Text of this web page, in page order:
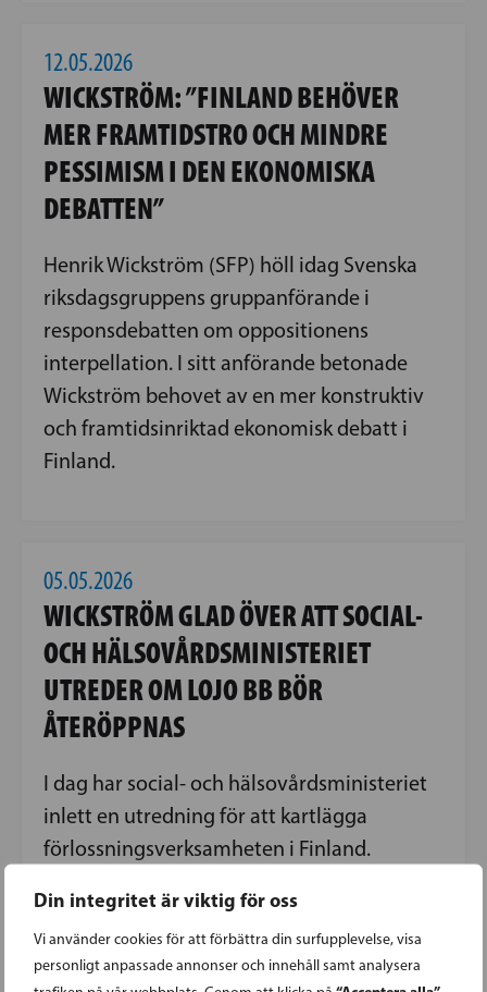
Din integritet är viktig för oss
Vi använder cookies för att förbättra din surfupplevelse, visa
personligt anpassade annonser och innehåll samt analysera
12.05.2026
WICKSTRÖM: ”FINLAND BEHÖVER
MER FRAMTIDSTRO OCH MINDRE
PESSIMISM I DEN EKONOMISKA
DEBATTEN”
Henrik Wickström (SFP) höll idag Svenska
riksdagsgruppens gruppanförande i
responsdebatten om oppositionens
interpellation. I sitt anförande betonade
Wickström behovet av en mer konstruktiv
och framtidsinriktad ekonomisk debatt i
Finland.
05.05.2026
WICKSTRÖM GLAD ÖVER ATT SOCIAL-
OCH HÄLSOVÅRDSMINISTERIET
UTREDER OM LOJO BB BÖR
ÅTERÖPPNAS
I dag har social- och hälsovårdsministeriet
inlett en utredning för att kartlägga
förlossningsverksamheten i Finland.
att resultaten kan utnyttjas i
förberedelserna inför följande
regeringsperiod.